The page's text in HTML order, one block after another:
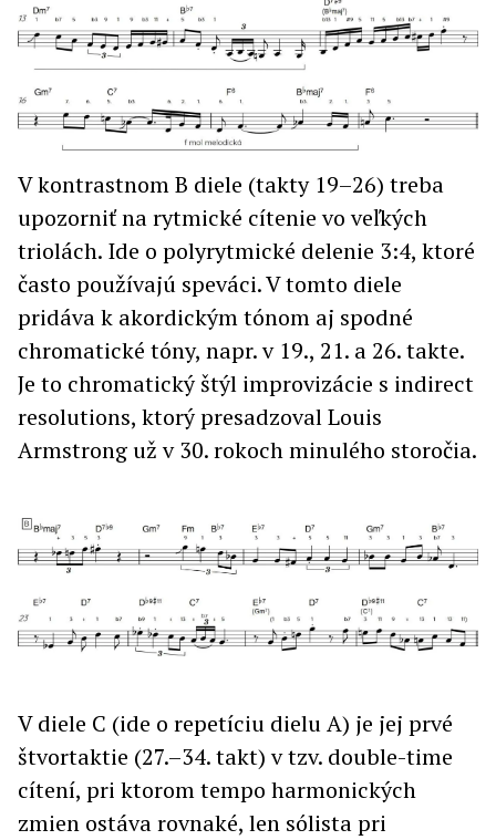
V kontrastnom B diele (takty 19–26) treba
upozorniť na rytmické cítenie vo veľkých
triolách. Ide o polyrytmické delenie 3:4, ktoré
často používajú speváci. V tomto diele
pridáva k akordickým tónom aj spodné
chromatické tóny, napr. v 19., 21. a 26. takte.
Je to chromatický štýl improvizácie s indirect
resolutions, ktorý presadzoval Louis
Armstrong už v 30. rokoch minulého storočia.
V diele C (ide o repetíciu dielu A) je jej prvé
štvortaktie (27.–34. takt) v tzv. double-time
cítení, pri ktorom tempo harmonických
zmien ostáva rovnaké, len sólista pri